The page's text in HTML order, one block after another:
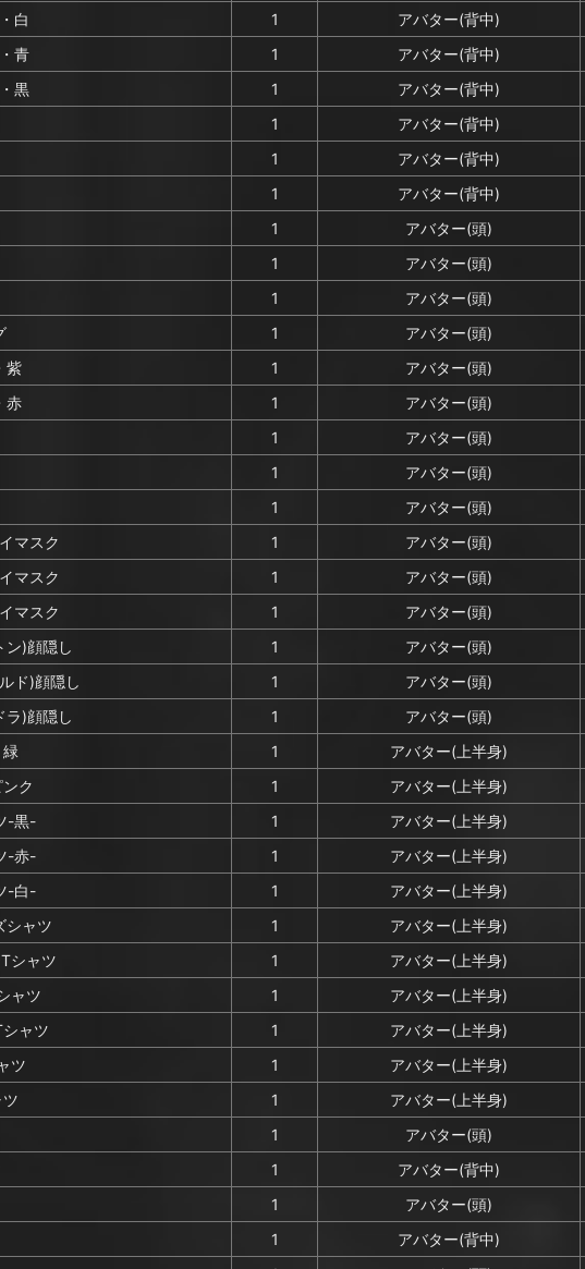
白
1 アバター(背中)
青
1 アバター(背中)
黒
1 アバター(背中)
1 アバター(背中)
1 アバター(背中)
1 アバター(背中)
1 アバター(頭)
1 アバター(頭)
1 アバター(頭)
1 アバター(頭)
紫
1 アバター(頭)
赤
1 アバター(頭)
1 アバター(頭)
1 アバター(頭)
1 アバター(頭)
マスク
1 アバター(頭)
マスク
1 アバター(頭)
マスク
1 アバター(頭)
)顔隠し
1 アバター(頭)
ド)顔隠し
1 アバター(頭)
)顔隠し
1 アバター(頭)
1 アバター(上半身)
ク
1 アバター(上半身)
-黒-
1 アバター(上半身)
-赤-
1 アバター(上半身)
-白-
1 アバター(上半身)
シャツ
1 アバター(上半身)
シャツ
1 アバター(上半身)
ャツ
1 アバター(上半身)
ャツ
1 アバター(上半身)
ツ
1 アバター(上半身)
1 アバター(上半身)
1 アバター(頭)
1 アバター(背中)
1 アバター(頭)
1 アバター(背中)